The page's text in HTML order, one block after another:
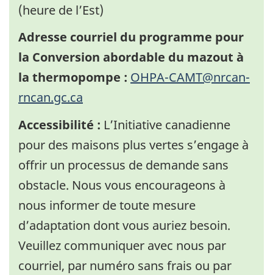
(heure de l’Est)
Adresse courriel du programme pour
la Conversion abordable du mazout à
la thermopompe : OHPA-CAMT@nrcan-
rncan.gc.ca
Accessibilité : L’Initiative canadienne
pour des maisons plus vertes s’engage à
offrir un processus de demande sans
obstacle. Nous vous encourageons à
nous informer de toute mesure
d’adaptation dont vous auriez besoin.
Veuillez communiquer avec nous par
courriel, par numéro sans frais ou par